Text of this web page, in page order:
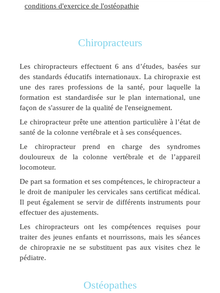
conditions d'exercice de l'ostéopathie
Chiropracteurs
Les chiropracteurs effectuent 6 ans d’études, basées sur
des standards éducatifs internationaux. La chiropraxie est
une des rares professions de la santé, pour laquelle la
formation est standardisée sur le plan international, une
façon de s'assurer de la qualité de l'enseignement.
Le chiropracteur prête une attention particulière à l’état de
santé de la colonne vertébrale et à ses conséquences.
Le chiropracteur prend en charge des syndromes
douloureux de la colonne vertébrale et de l’appareil
locomoteur.
De part sa formation et ses compétences, le chiropracteur a
le droit de manipuler les cervicales sans certificat médical.
Il peut également se servir de différents instruments pour
effectuer des ajustements.
Les chiropracteurs ont les compétences requises pour
traiter des jeunes enfants et nourrissons, mais les séances
de chiropraxie ne se substituent pas aux visites chez le
pédiatre.
Ostéopathes